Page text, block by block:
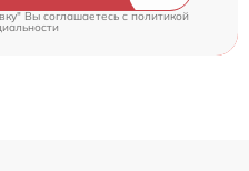
Вы соглашаетесь c политикой